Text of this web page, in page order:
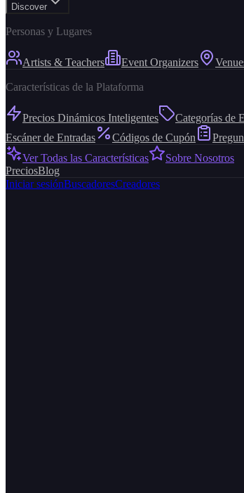
Discover
Personas y Lugares
Artists & Teachers Event Organizers
Características de la Plataforma
Precios Dinámicos Inteligentes Categorías de
Escáner de Entradas
Códigos de Cupón
Ver Todas las Características
Sobre Nosotros
PreciosBlog
Iniciar sesiónBuscadoresCreadores